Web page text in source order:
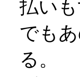
払い
でも
る。